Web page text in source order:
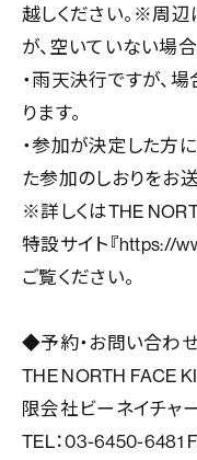
越しください。※周
が、空いていない場合
・雨天決行ですが、
ります。
・参加が決定した方
た参加のしおりをお送
※詳しくはTHE
特設サイト『https://
ご覧ください。
◆予約・お問い合わ
THE NORTH FACE
限会社ビーネイチャー
TEL：03-6450-6481